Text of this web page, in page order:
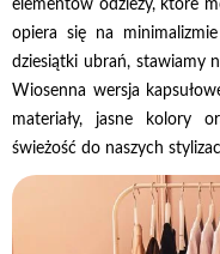
elementów odzieży, które
opiera się na
dziesiątki ubrań, stawiamy
Wiosenna wersja
materiały, jasne kolory
świeżość do naszych